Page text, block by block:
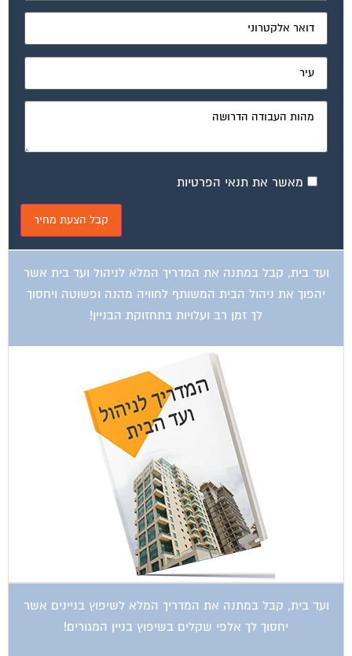
מאשר את תנאי הפרטיות
ועד בית, קבל במתנה את המדריך המלא לניהול ועד בית אשר
יהפוך את ניהול הבית המשותף לחוויה מהנה ופשוטה ויחסוך
לך זמן רב ועלויות בתחזוקת הבניין!
ועד בית, קבל במתנה את המדריך המלא לשיפוץ בניינים אשר
יחסוך לך אלפי שקלים בשיפוץ בניין המגורים!